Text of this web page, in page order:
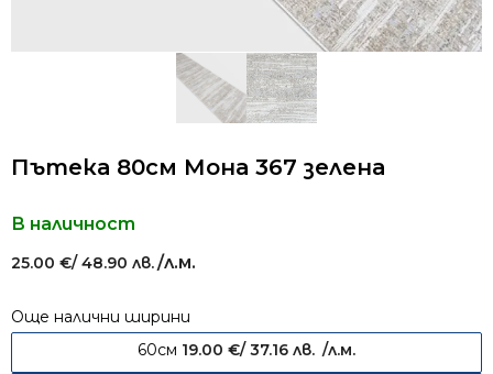
Пътека 80см Мона 367 зелена
В наличност
25.00 €/ 48.90 лв./л.м.
Още налични ширини
60см 19.00 €/ 37.16 лв. /л.м.